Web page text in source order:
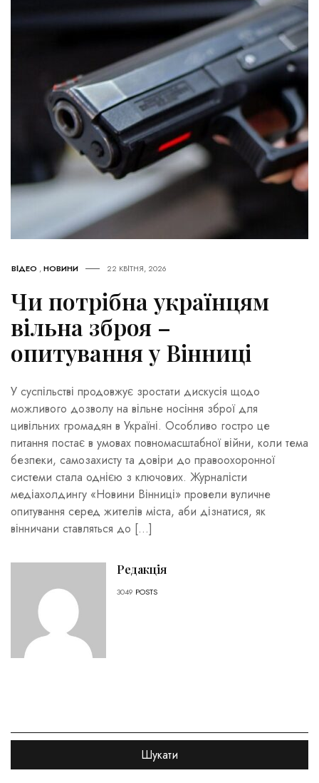
ВІДЕО ,НОВИНИ 22 КВІТНЯ, 2026
Чи потрібна українцям
вільна зброя –
опитування у Вінниці
У суспільстві продовжує зростати дискусія щодо
можливого дозволу на вільне носіння зброї для
цивільних громадян в Україні. Особливо гостро це
питання постає в умовах повномасштабної війни, коли тема
безпеки, самозахисту та довіри до правоохоронної
системи стала однією з ключових. Журналісти
медіахолдингу «Новини Вінниці» провели вуличне
опитування серед жителів міста, аби дізнатися, як
вінничани ставляться до […]
Редакція
3049 POSTS